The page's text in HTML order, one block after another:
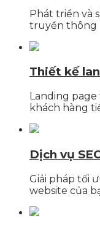
Phát triển và
truyền thông
Thiết kế
Landing
khách hàng
Dịch vụ
Giải pháp tối
website của